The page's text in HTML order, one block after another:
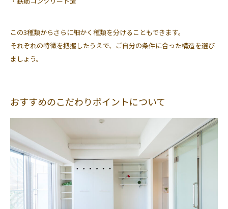
この3種類からさらに細かく種類を分けることもできます。
それぞれの特徴を把握したうえで、ご自分の条件に合った構造を選び
ましょう。
おすすめのこだわりポイントについて